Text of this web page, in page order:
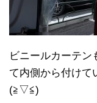
ビニールカーテ
て内側から付けて
(≧▽≦)